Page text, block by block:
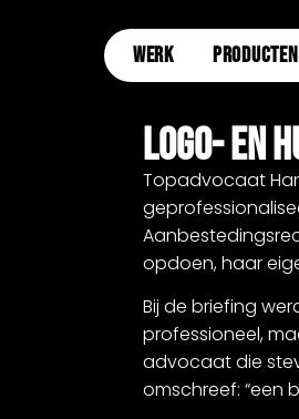
WERK PRODUCTEN
Logo- En
Topadvocaat
opdoen, haar
Bij de briefing
professioneel,
advocaat die
omschreef: “een